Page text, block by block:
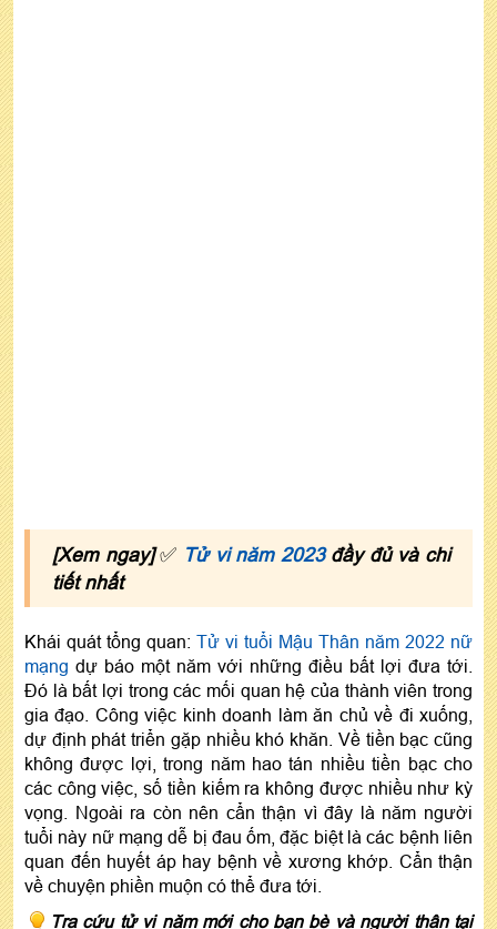
[Xem ngay] ✅ Tử vi năm 2023đầy đủ và chi
tiết nhất
Khái quát tổng quan: Tử vi tuổi Mậu Thân năm 2022 nữ
mạng dự báo một năm với những điều bất lợi đưa tới.
Đó là bất lợi trong các mối quan hệ của thành viên trong
gia đạo. Công việc kinh doanh làm ăn chủ về đi xuống,
dự định phát triển gặp nhiều khó khăn. Về tiền bạc cũng
không được lợi, trong năm hao tán nhiều tiền bạc cho
các công việc, số tiền kiếm ra không được nhiều như kỳ
vọng. Ngoài ra còn nên cẩn thận vì đây là năm người
tuổi này nữ mạng dễ bị đau ốm, đặc biệt là các bệnh liên
quan đến huyết áp hay bệnh về xương khớp. Cẩn thận
về chuyện phiền muộn có thể đưa tới.
Tra cứu tử vi năm mới cho bạn bè và người thân tại